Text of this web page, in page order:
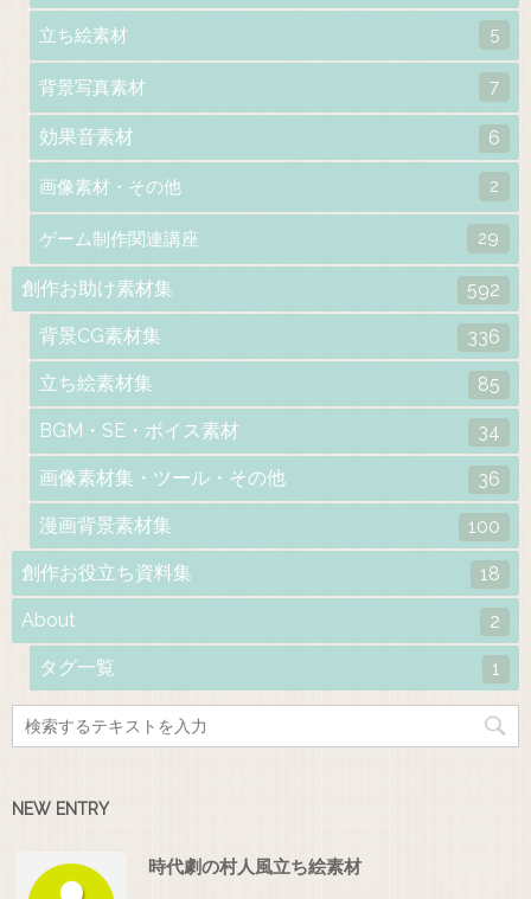
立ち絵素材 5
背景写真素材 7
効果音素材 6
画像素材・その他 2
ゲーム制作関連講座 29
創作お助け素材集 592
背景CG素材集 336
立ち絵素材集 85
BGM・SE・ボイス素材 34
画像素材集・ツール・その他 36
漫画背景素材集 100
創作お役立ち資料集 18
About 2
タグ一覧 1
NEW ENTRY
時代劇の村人風立ち絵素材